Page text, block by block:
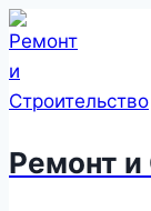
Перейти
к
содержимому
Ремонт и